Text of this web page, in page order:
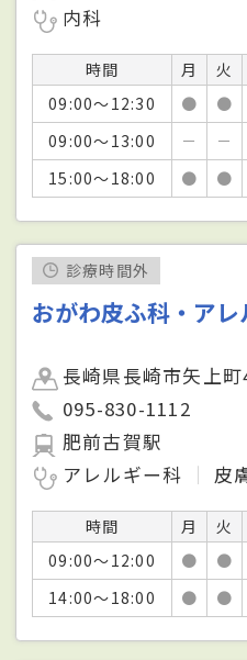
内科
時間 月 火
09:00～12:30
● ●
09:00～13:00
－ －
15:00～18:00
● ●
診療時間外
おがわ皮ふ科・ア
長崎県長崎市矢上
095-830-1112
肥前古賀駅
アレルギー科
皮
時間 月 火
09:00～12:00
● ●
14:00～18:00
● ●